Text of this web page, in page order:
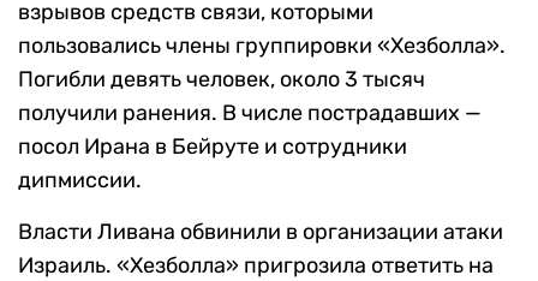
взрывов средств связи, которыми
пользовались члены группировки «Хезболла».
Погибли девять человек, около 3 тысяч
получили ранения. В числе пострадавших —
посол Ирана в Бейруте и сотрудники
дипмиссии.
Власти Ливана обвинили в организации атаки
Израиль. «Хезболла» пригрозила ответить на